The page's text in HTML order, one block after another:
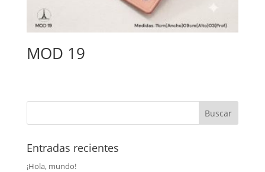
MOD 19
Entradas recientes
¡Hola, mundo!